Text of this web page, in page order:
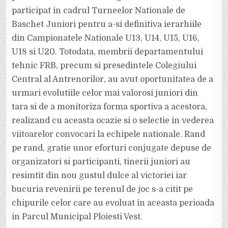
participat in cadrul Turneelor Nationale de
Baschet Juniori pentru a-si definitiva ierarhiile
din Campionatele Nationale U13, U14, U15, U16,
U18 si U20. Totodata, membrii departamentului
tehnic FRB, precum si presedintele Colegiului
Central al Antrenorilor, au avut oportunitatea de a
urmari evolutiile celor mai valorosi juniori din
tara si de a monitoriza forma sportiva a acestora,
realizand cu aceasta ocazie si o selectie in vederea
viitoarelor convocari la echipele nationale. Rand
pe rand, gratie unor eforturi conjugate depuse de
organizatori si participanti, tinerii juniori au
resimtit din nou gustul dulce al victoriei iar
bucuria revenirii pe terenul de joc s-a citit pe
chipurile celor care au evoluat in aceasta perioada
in Parcul Municipal Ploiesti Vest.